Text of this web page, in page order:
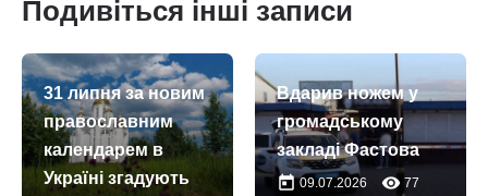
Подивіться інші записи
31 липня за новим
православним
календарем в
Україні згадують
Вдарив ножем у
громадському
закладі Фастова
today09.07.2026 remove_red_eye 77